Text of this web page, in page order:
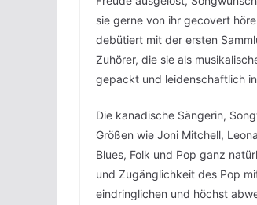
sie gerne von ihr gecovert
debütiert mit der ersten
Zuhörer, die sie als
gepackt und leidenschaftlich
Die kanadische Sängerin,
Größen wie Joni Mitchell,
Blues, Folk und Pop ganz
und Zugänglichkeit des Pop
eindringlichen und höchst